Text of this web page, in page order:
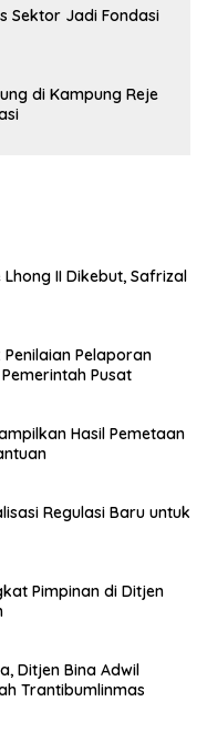
Sektor Jadi Fondasi
di Kampung Reje
II Dikebut, Safrizal
Pelaporan
Pusat
Hasil Pemetaan
Regulasi Baru untuk
Pimpinan di Ditjen
Ditjen Bina Adwil
Trantibumlinmas